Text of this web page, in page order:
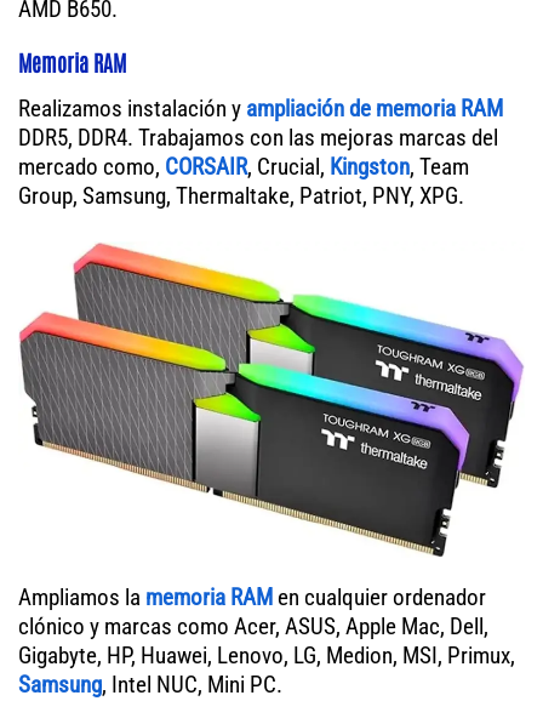
AMD B650.
Memoria RAM
Realizamos instalación y ampliación de memoria RAM
DDR5, DDR4. Trabajamos con las mejoras marcas del
mercado como, CORSAIR, Crucial, Kingston, Team
Group, Samsung, Thermaltake, Patriot, PNY, XPG.
Ampliamos la memoria RAM en cualquier ordenador
clónico y marcas como Acer, ASUS, Apple Mac, Dell,
Gigabyte, HP, Huawei, Lenovo, LG, Medion, MSI, Primux,
Samsung, Intel NUC, Mini PC.